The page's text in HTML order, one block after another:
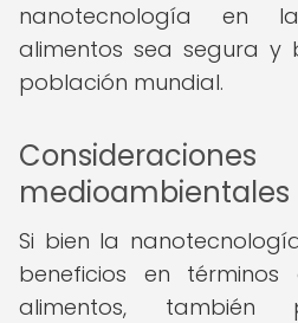
nanotecnología en
alimentos sea segura y
población mundial.
Consideraciones
medioambientales
Si bien la
beneficios en
alimentos, también